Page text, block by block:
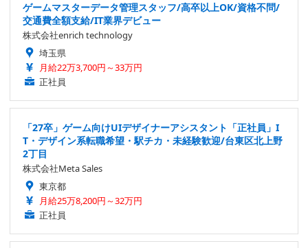
ゲームマスターデータ管理スタッフ/高卒以上OK/資格不問/
交通費全額支給/IT業界デビュー
株式会社enrich technology
埼玉県
月給22万3,700円～33万円
正社員
「27卒」ゲーム向けUIデザイナーアシスタント「正社員」I
T・デザイン系転職希望・駅チカ・未経験歓迎/台東区北上野
2丁目
株式会社Meta Sales
東京都
月給25万8,200円～32万円
正社員